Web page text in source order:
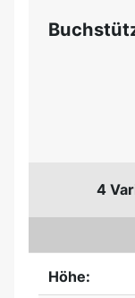
4
Höhe: